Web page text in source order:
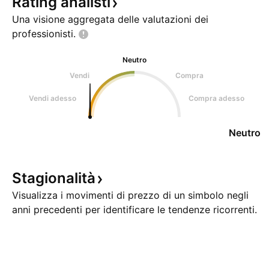
Una visione aggregata delle valutazioni dei
professionisti.
Neutro
Vendi
Compra
Vendi adesso Compra adesso
Neutro
Stagionalità
Visualizza i movimenti di prezzo di un simbolo negli
anni precedenti per identificare le tendenze ricorrenti.